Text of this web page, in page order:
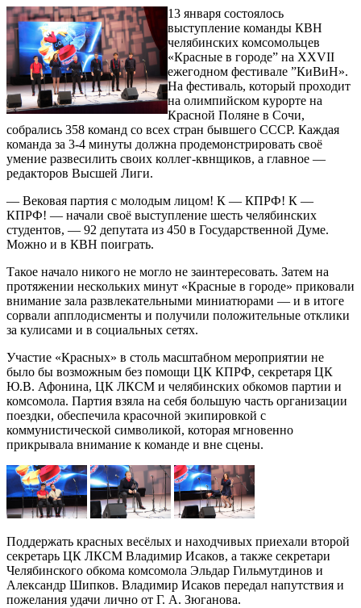
13 января состоялось
выступление команды КВН
челябинских комсомольцев
«Красные в городе” на XXVII
ежегодном фестивале ”КиВиН».
На фестиваль, который проходит
на олимпийском курорте на
Красной Поляне в Сочи,
собрались 358 команд со всех стран бывшего СССР. Каждая
команда за 3-4 минуты должна продемонстрировать своё
умение развесилить своих коллег-квнщиков, а главное —
редакторов Высшей Лиги.
— Вековая партия с молодым лицом! К — КПРФ! К —
КПРФ! — начали своё выступление шесть челябинских
студентов, — 92 депутата из 450 в Государственной Думе.
Можно и в КВН поиграть.
Такое начало никого не могло не заинтересовать. Затем на
протяжении нескольких минут «Красные в городе» приковали
внимание зала развлекательными миниатюрами — и в итоге
сорвали апплодисменты и получили положительные отклики
за кулисами и в социальных сетях.
Участие «Красных» в столь масштабном мероприятии не
было бы возможным без помощи ЦК КПРФ, секретаря ЦК
Ю.В. Афонина, ЦК ЛКСМ и челябинских обкомов партии и
комсомола. Партия взяла на себя большую часть организации
поездки, обеспечила красочной экипировкой с
коммунистической символикой, которая мгновенно
прикрывала внимание к команде и вне сцены.
Поддержать красных весёлых и находчивых приехали второй
секретарь ЦК ЛКСМ Владимир Исаков, а также секретари
Челябинского обкома комсомола Эльдар Гильмутдинов и
Александр Шипков. Владимир Исаков передал напутствия и
пожелания удачи лично от Г. А. Зюганова.